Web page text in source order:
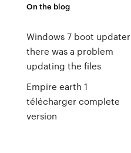
On the blog
Windows 7 boot updater
there was a problem
updating the files
Empire earth 1
télécharger complete
version